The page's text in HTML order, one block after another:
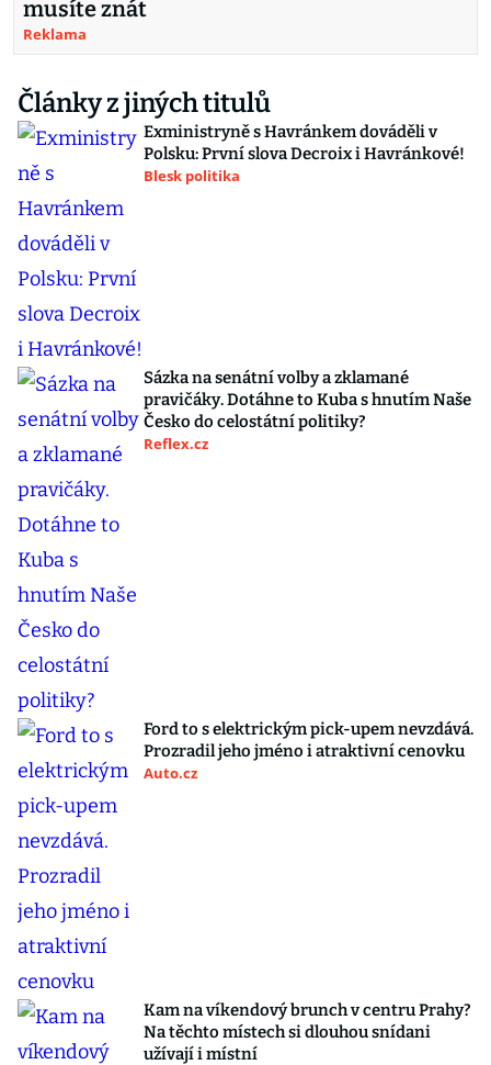
musíte znát
Reklama
Články z jiných titulů
Exministryně s Havránkem dováděli v
Polsku: První slova Decroix i Havránkové!
Blesk politika
Sázka na senátní volby a zklamané
pravičáky. Dotáhne to Kuba s hnutím Naše
Česko do celostátní politiky?
Reflex.cz
Ford to s elektrickým pick-upem nevzdává.
Prozradil jeho jméno i atraktivní cenovku
Auto.cz
Kam na víkendový brunch v centru Prahy?
Na těchto místech si dlouhou snídani
užívají i místní